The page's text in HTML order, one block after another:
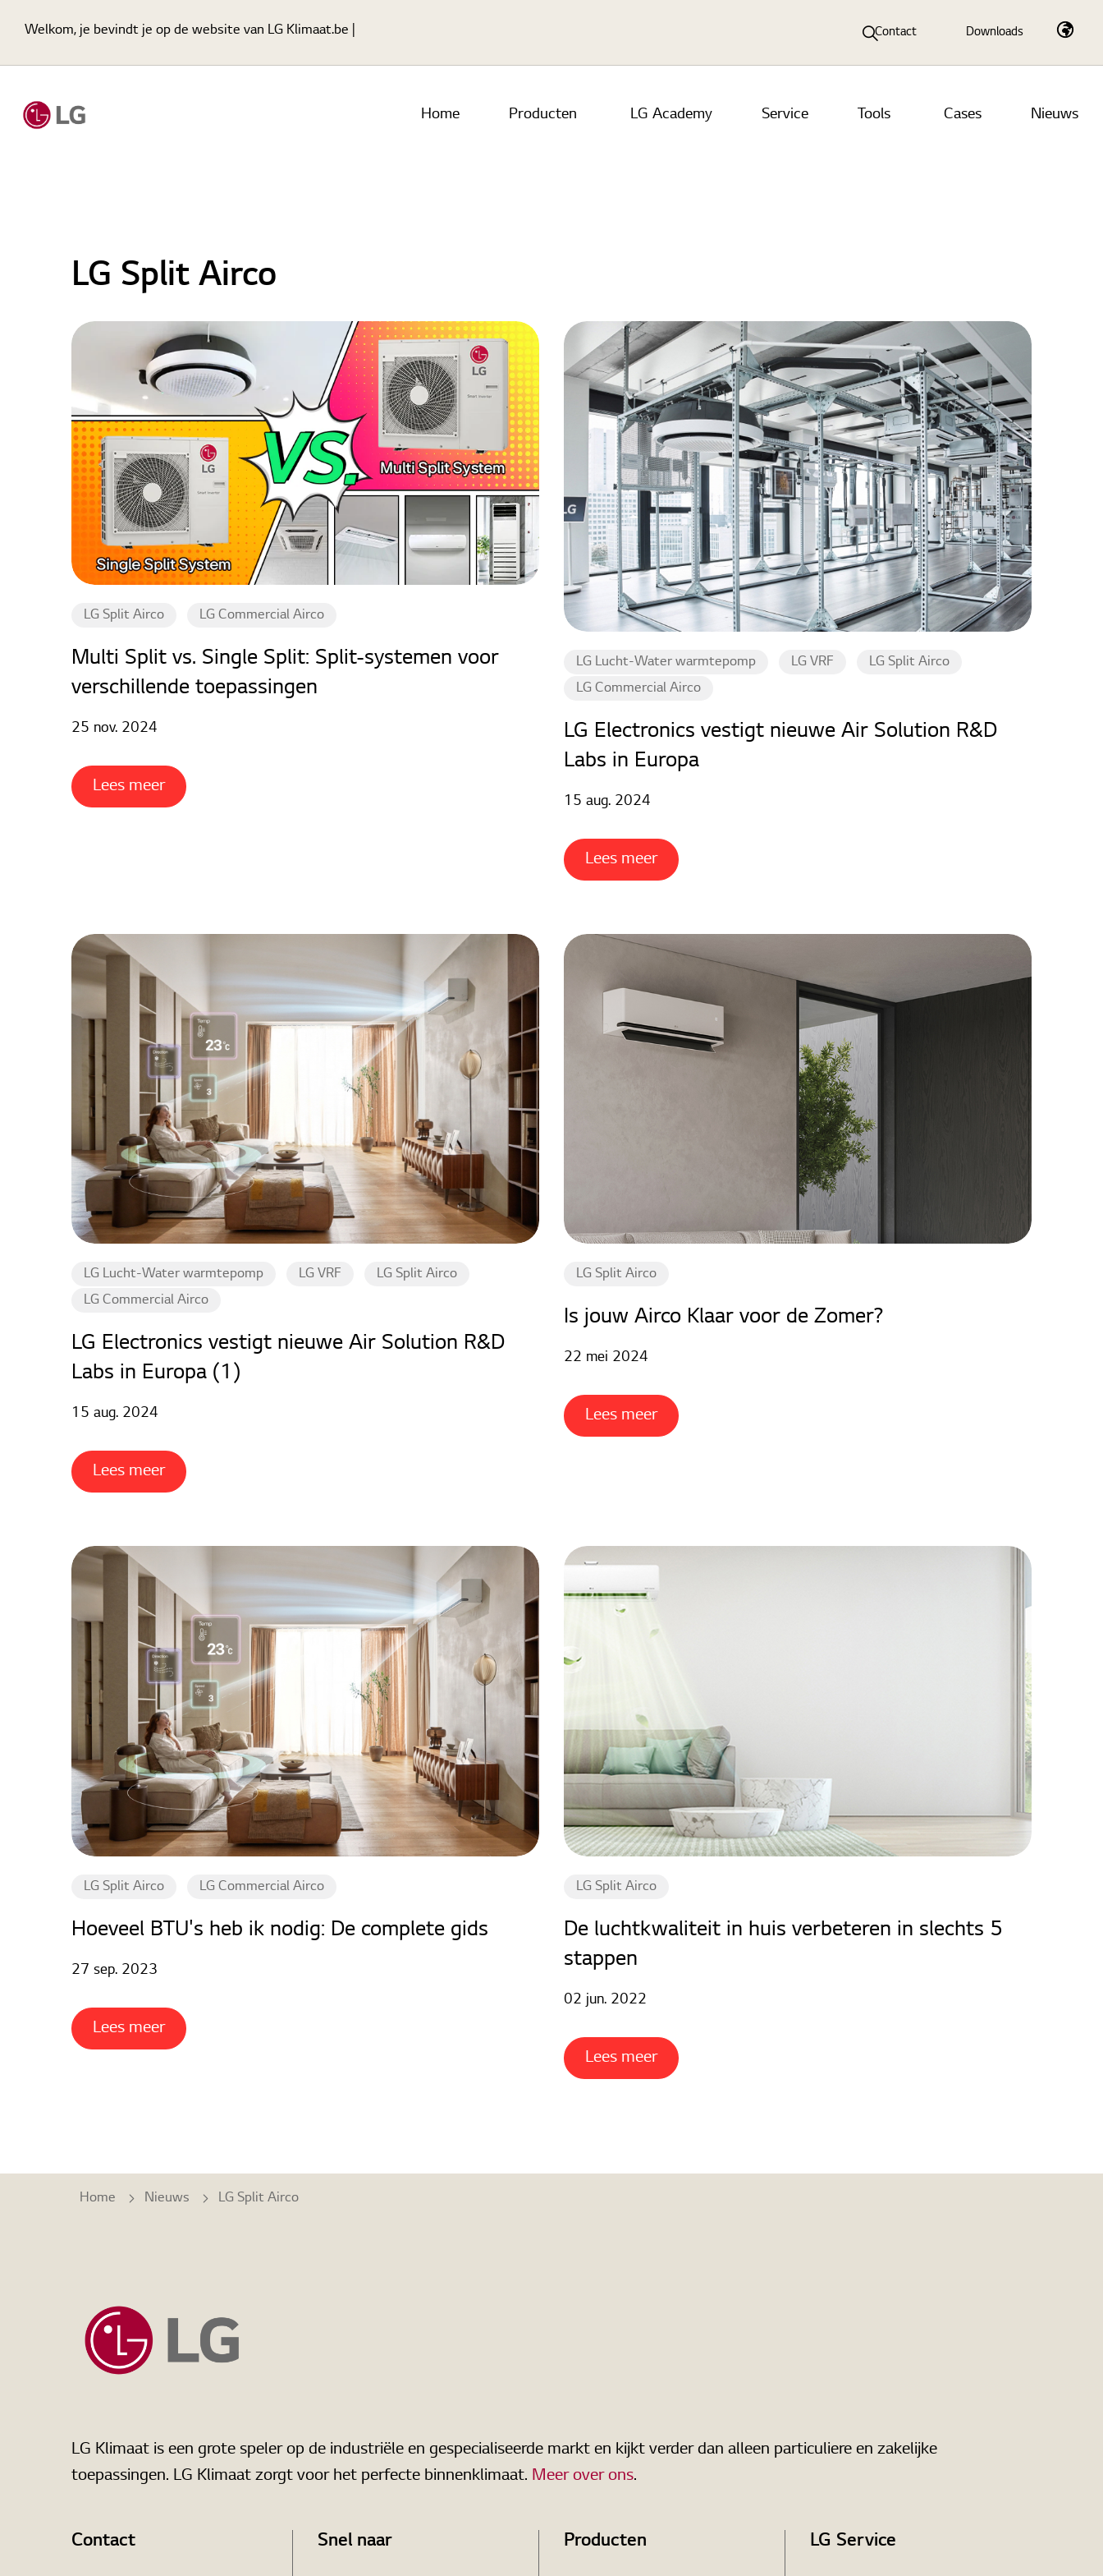
Home Producten LG Academy Service Tools Cases Nieuws
Contact Downloads
Welkom, je bevindt je op de website van LG Klimaat.be |
LG Split Airco
LG Split Airco LG Commercial Airco
Multi Split vs. Single Split: Split-systemen voor
verschillende toepassingen
25 nov. 2024
Lees meer
LG Lucht-Water warmtepomp LG VRF
LG Split Airco
LG Commercial Airco
LG Electronics vestigt nieuwe Air Solution R&D
Labs in Europa
15 aug. 2024
Lees meer
LG Lucht-Water warmtepomp LG VRF
LG Split Airco
LG Commercial Airco
LG Electronics vestigt nieuwe Air Solution R&D
Labs in Europa (1)
15 aug. 2024
Lees meer
LG Split Airco
Is jouw Airco Klaar voor de Zomer?
22 mei 2024
Lees meer
LG Split Airco LG Commercial Airco
Hoeveel BTU's heb ik nodig: De complete gids
27 sep. 2023
Lees meer
LG Split Airco
De luchtkwaliteit in huis verbeteren in slechts 5
stappen
02 jun. 2022
Lees meer
Home Nieuws LG Split Airco
LG Klimaat is een grote speler op de industriële en gespecialiseerde markt en kijkt verder dan alleen particuliere en zakelijke
toepassingen. LG Klimaat zorgt voor het perfecte binnenklimaat. Meer over ons.
Contact Snel naar Producten LG Service